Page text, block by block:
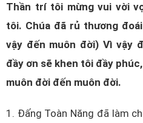
Thần trí tôi mừng vui vời
tôi. Chúa đã rủ thương
vậy đến muôn đời) Vì vậy
đầy ơn sẽ khen tôi đầy
muôn đời đến muôn đời.
1. Đấng Toàn Năng đã làm